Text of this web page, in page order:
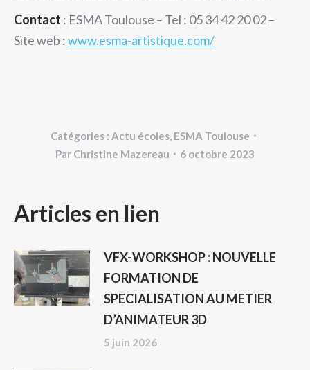
Contact : ESMA Toulouse – Tel : 05 34 42 20 02 –
Site web :www.esma-artistique.com/
Catégories : Actu écoles, ESMA Toulouse
Par Christine Mazereau 6 octobre 2023
NAVIGATION
ARTICLE
Articles en lien
VFX-WORKSHOP : NOUVELLE
FORMATION DE
SPECIALISATION AU METIER
D’ANIMATEUR 3D
5 juin 2026